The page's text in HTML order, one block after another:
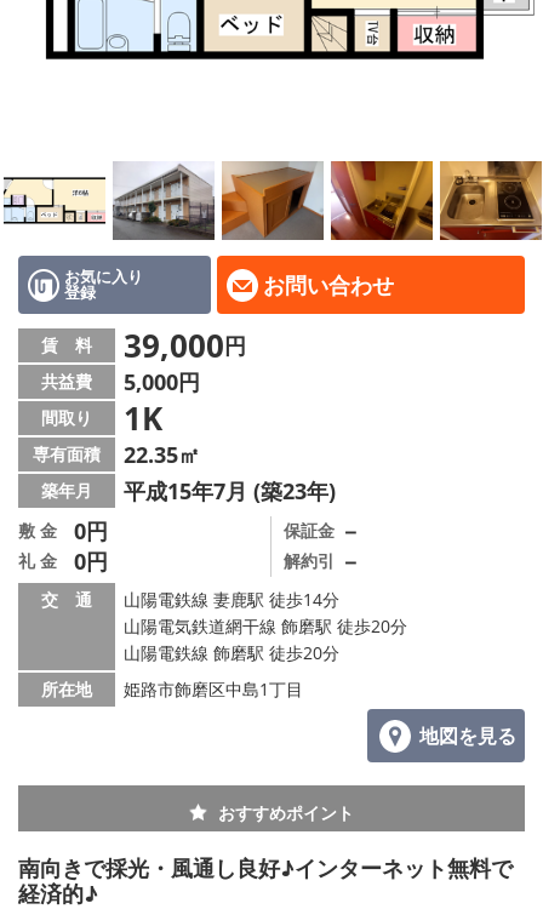
路線·駅から探す
地図から探す
スタッフ
店舗情報·アクセス
会社概要
メールでお問い合わせ
お気に入り
登録 お問い合わせ
賃 料 39,000円
共益費 5,000円
間取り 1K
専有面積 22.35㎡
築年月 平成15年7月 (築23年)
敷 金 0円
礼 金 0円
保証金 －
解約引 －
交 通
山陽電鉄線 妻鹿駅 徒歩14分
山陽電気鉄道網干線 飾磨駅 徒歩20分
山陽電鉄線 飾磨駅 徒歩20分
所在地
姫路市飾磨区中島1丁目
地図を見る
おすすめポイント
南向きで採光・風通し良好♪インターネット無料で
経済的♪